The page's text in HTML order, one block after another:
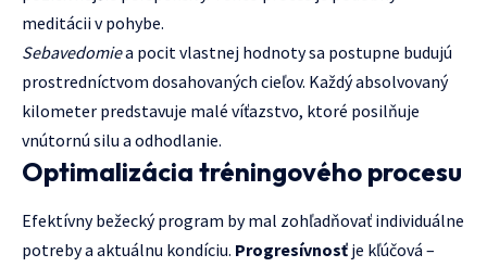
meditácii v pohybe.
Sebavedomiea pocit vlastnej hodnoty sa postupne budujú
prostredníctvom dosahovaných cieľov. Každý absolvovaný
kilometer predstavuje malé víťazstvo, ktoré posilňuje
vnútornú silu a odhodlanie.
Optimalizácia tréningového procesu
Efektívny bežecký program by mal zohľadňovať individuálne
potreby a aktuálnu kondíciu. Progresívnosť je kľúčová –